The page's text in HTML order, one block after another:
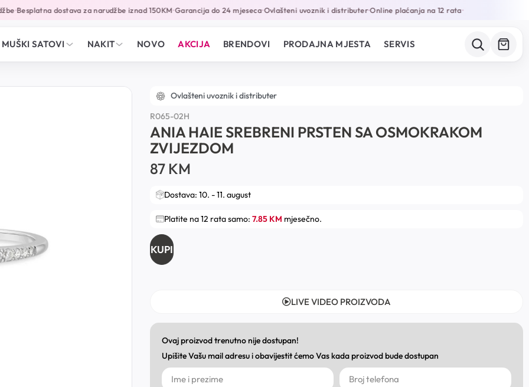
•Besplatna dostava za narudžbe iznad 150KM•Garancija do 24 mjeseca•Ovlašteni uvoznik i distributer•Online plaćanja na 12 rata•
MUŠKI SATOVI NAKIT NOVO AKCIJA BRENDOVI PRODAJNA MJESTA SERVIS
Ovlašteni uvoznik i distributer
R065-­02H
ANIA HAIE SREBRENI PRSTEN SA OSMOKRAKOM
ZVIJEZDOM
87 KM
Dostava: 10. - 11. august
Platite na 12 rata samo: 7.85 KM mjesečno.
KUPI
LIVE VIDEO PROIZVODA
Ovaj proizvod trenutno nije dostupan!
Upišite Vašu mail adresu i obavijestit ćemo Vas kada proizvod bude dostupan